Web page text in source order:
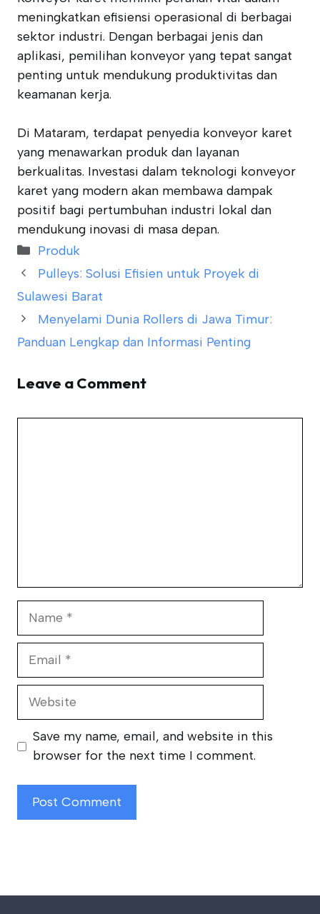
meningkatkan efisiensi operasional di berbagai
sektor industri. Dengan berbagai jenis dan
aplikasi, pemilihan konveyor yang tepat sangat
penting untuk mendukung produktivitas dan
keamanan kerja.
Di Mataram, terdapat penyedia konveyor karet
yang menawarkan produk dan layanan
berkualitas. Investasi dalam teknologi konveyor
karet yang modern akan membawa dampak
positif bagi pertumbuhan industri lokal dan
mendukung inovasi di masa depan.
Categories
Produk
Pulleys: Solusi Efisien untuk Proyek di
Sulawesi Barat
Menyelami Dunia Rollers di Jawa Timur:
Panduan Lengkap dan Informasi Penting
Leave a Comment
Website
Save my name, email, and website in this
browser for the next time I comment.